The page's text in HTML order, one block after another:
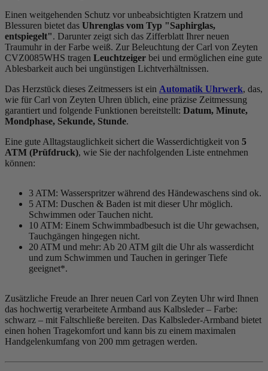
Einen weitgehenden Schutz vor unbeabsichtigten Kratzern und
Blessuren bietet das Uhrenglas vom Typ "Saphirglas,
entspiegelt". Darunter zeigt sich das Zifferblatt Ihrer neuen
Traumuhr in der Farbe weiß. Zur Beleuchtung der Carl von Zeyten
CVZ0085WHS tragen Leuchtzeiger bei und ermöglichen eine gute
Ablesbarkeit auch bei ungünstigen Lichtverhältnissen.
Das Herzstück dieses Zeitmessers ist ein Automatik Uhrwerk, das,
wie für Carl von Zeyten Uhren üblich, eine präzise Zeitmessung
garantiert und folgende Funktionen bereitstellt: Datum, Minute,
Mondphase, Sekunde, Stunde.
Eine gute Alltagstauglichkeit sichert die Wasserdichtigkeit von 5
ATM (Prüfdruck), wie Sie der nachfolgenden Liste entnehmen
können:
3 ATM: Wasserspritzer während des Händewaschens sind ok.
5 ATM: Duschen & Baden ist mit dieser Uhr möglich.
Schwimmen oder Tauchen nicht.
10 ATM: Einem Schwimmbadbesuch ist die Uhr gewachsen,
Tauchgängen hingegen nicht.
20 ATM und mehr: Ab 20 ATM gilt die Uhr als wasserdicht
und zum Schwimmen und Tauchen in geringer Tiefe
geeignet*.
Zusätzliche Freude an Ihrer neuen Carl von Zeyten Uhr wird Ihnen
das hochwertig verarbeitete Armband aus Kalbsleder – Farbe:
schwarz – mit Faltschließe bereiten. Das Kalbsleder-Armband bietet
einen hohen Tragekomfort und kann bis zu einem maximalen
Handgelenkumfang von 200 mm getragen werden.